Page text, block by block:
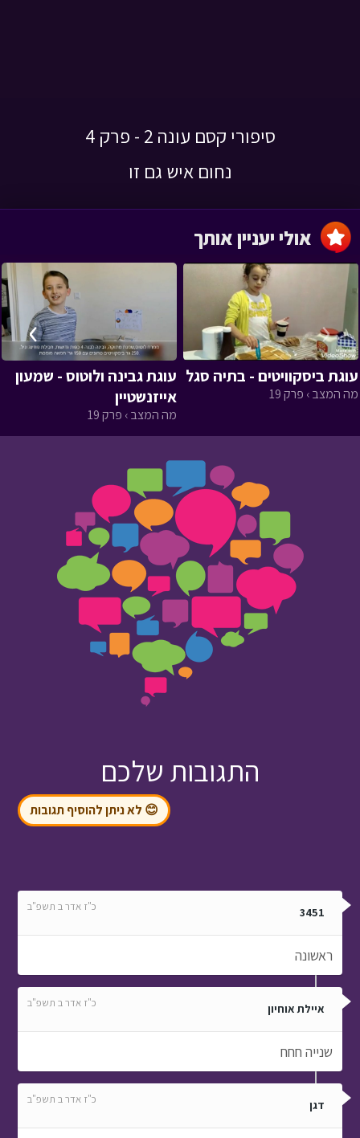
סיפורי קסם עונה 2 - פרק 4
נחום איש גם זו
עוגת ביסקוויטים - בתיה סגל
מה המצב › פרק 19
עוגת גבינה ולוטוס - שמעון
אייזנשטיין
מה המצב › פרק 19
‹
›
התגובות שלכם
😊 לא ניתן להוסיף תגובות
3451 כ"ז אדר ב תשפ"ב
ראשונה
איילת אוחיון כ"ז אדר ב תשפ"ב
שנייה חחח
דגן כ"ז אדר ב תשפ"ב